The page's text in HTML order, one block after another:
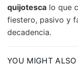
quijotesca lo que
fiestero, pasivo y
decadencia.
YOU MIGHT ALSO